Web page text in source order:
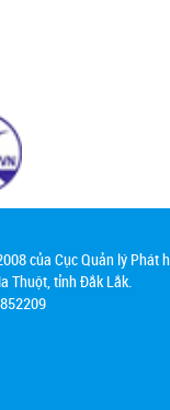
của Cục Quản lý Phát
Thuột, tỉnh Đắk Lắk.